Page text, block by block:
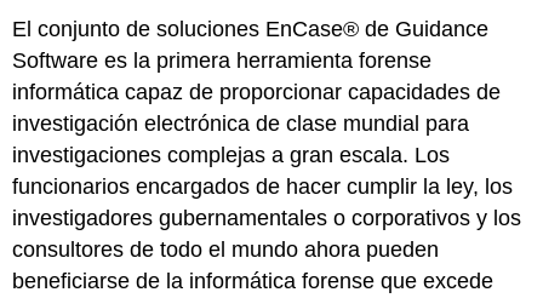
El conjunto de soluciones EnCase® de Guidance
Software es la primera herramienta forense
informática capaz de proporcionar capacidades de
investigación electrónica de clase mundial para
investigaciones complejas a gran escala. Los
funcionarios encargados de hacer cumplir la ley, los
investigadores gubernamentales o corporativos y los
consultores de todo el mundo ahora pueden
beneficiarse de la informática forense que excede